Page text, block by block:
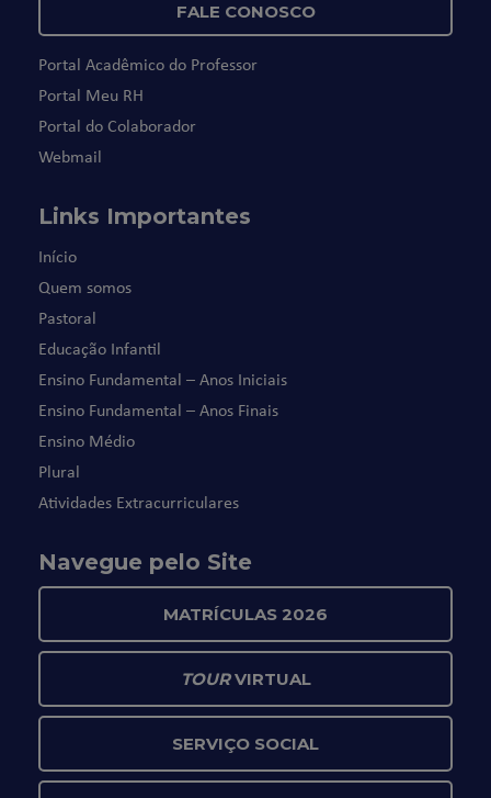
FALE CONOSCO
Portal Acadêmico do Professor
Portal Meu RH
Portal do Colaborador
Webmail
Links Importantes
Início
Quem somos
Pastoral
Educação Infantil
Ensino Fundamental – Anos Iniciais
Ensino Fundamental – Anos Finais
Ensino Médio
Plural
Atividades Extracurriculares
Navegue pelo Site
MATRÍCULAS 2026
TOURVIRTUAL
SERVIÇO SOCIAL